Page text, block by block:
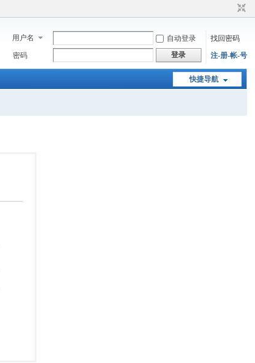
用户名 自动登录
找回密码
密码
登录 注-册-帐-号
快捷导航